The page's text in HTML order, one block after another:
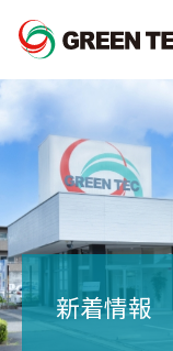
新着情報